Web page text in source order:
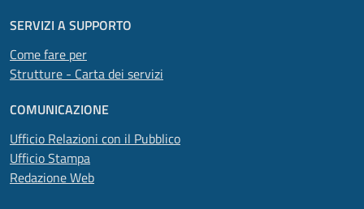
SERVIZI A SUPPORTO
Come fare per
Strutture - Carta dei servizi
COMUNICAZIONE
Ufficio Relazioni con il Pubblico
Ufficio Stampa
Redazione Web